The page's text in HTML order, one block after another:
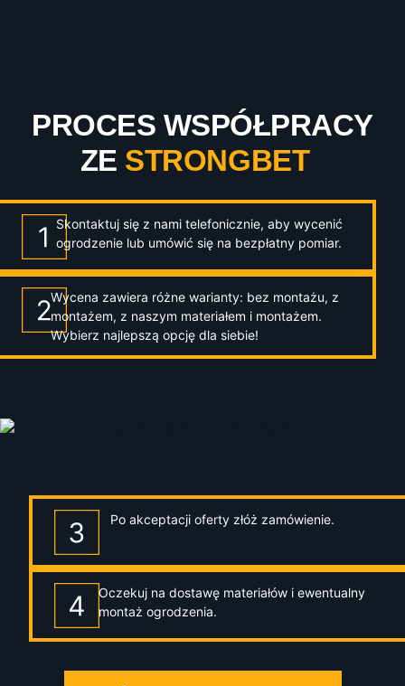
PROCES WSPÓŁPRACY
ZE STRONGBET
Skontaktuj się z nami telefonicznie, aby wycenić
ogrodzenie lub umówić się na bezpłatny pomiar.
Wycena zawiera różne warianty: bez montażu, z
montażem, z naszym materiałem i montażem.
Wybierz najlepszą opcję dla siebie!
Po akceptacji oferty złóż zamówienie.
Oczekuj na dostawę materiałów i ewentualny
montaż ogrodzenia.